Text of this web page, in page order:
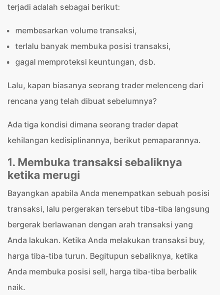
terjadi adalah sebagai berikut:
membesarkan volume transaksi,
terlalu banyak membuka posisi transaksi,
gagal memproteksi keuntungan, dsb.
Lalu, kapan biasanya seorang trader melenceng dari
rencana yang telah dibuat sebelumnya?
Ada tiga kondisi dimana seorang trader dapat
kehilangan kedisiplinannya, berikut pemaparannya.
1. Membuka transaksi sebaliknya
ketika merugi
Bayangkan apabila Anda menempatkan sebuah posisi
transaksi, lalu pergerakan tersebut tiba-tiba langsung
bergerak berlawanan dengan arah transaksi yang
Anda lakukan. Ketika Anda melakukan transaksi buy,
harga tiba-tiba turun. Begitupun sebaliknya, ketika
Anda membuka posisi sell, harga tiba-tiba berbalik
naik.